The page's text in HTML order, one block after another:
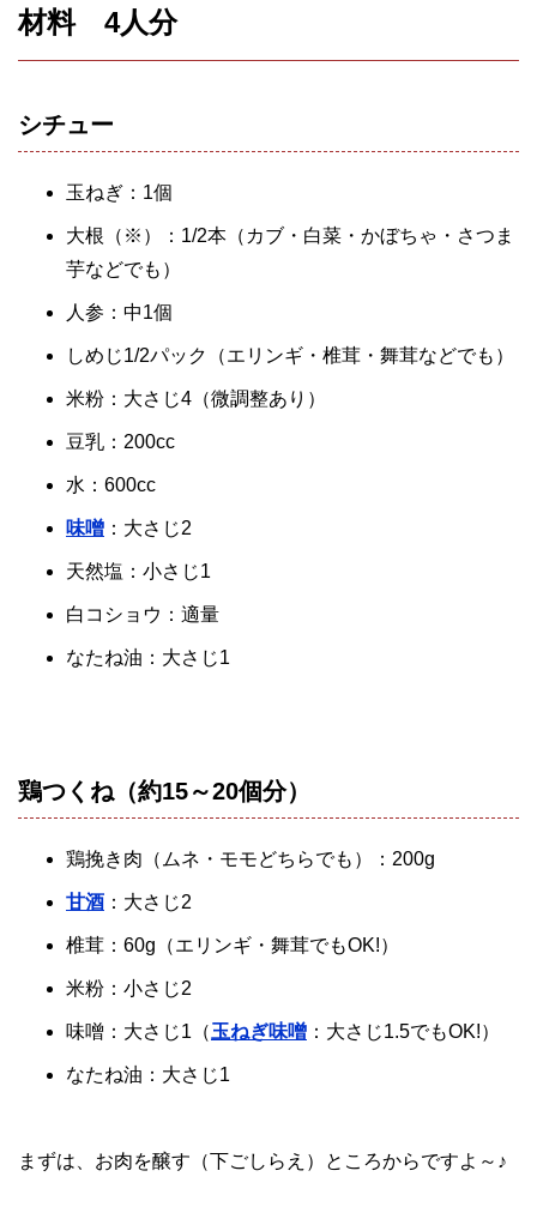
材料 4人分
シチュー
玉ねぎ：1個
大根（※）：1/2本（カブ・白菜・かぼちゃ・さつま
芋などでも）
人参：中1個
しめじ1/2パック（エリンギ・椎茸・舞茸などでも）
米粉：大さじ4（微調整あり）
豆乳：200cc
水：600cc
味噌 ：大さじ2
天然塩：小さじ1
白コショウ：適量
なたね油：大さじ1
鶏つくね（約15～20個分）
鶏挽き肉（ムネ・モモどちらでも）：200g
甘酒 ：大さじ2
椎茸：60g（エリンギ・舞茸でもOK!）
米粉：小さじ2
味噌：大さじ1（玉ねぎ味噌 ：大さじ1.5でもOK!）
なたね油：大さじ1
まずは、お肉を醸す（下ごしらえ）ところからですよ～♪